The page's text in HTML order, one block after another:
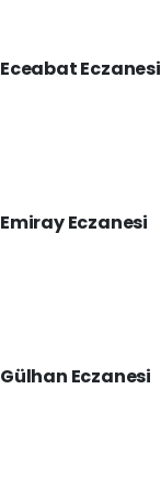
Eceabat Eczanesi
Emiray Eczanesi
Gülhan Eczanesi